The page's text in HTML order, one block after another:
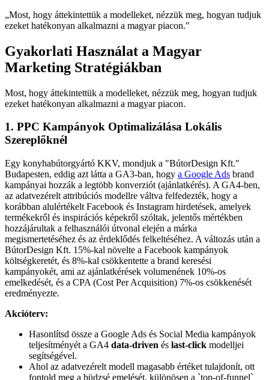
„Most, hogy áttekintettük a modelleket, nézzük meg, hogyan tudjuk
ezeket hatékonyan alkalmazni a magyar piacon."
Gyakorlati Használat a Magyar
Marketing Stratégiákban
Most, hogy áttekintettük a modelleket, nézzük meg, hogyan tudjuk
ezeket hatékonyan alkalmazni a magyar piacon.
1. PPC Kampányok Optimalizálása Lokális
Szereplőknél
Egy konyhabútorgyártó KKV, mondjuk a "BútorDesign Kft."
Budapesten, eddig azt látta a GA3-ban, hogy a Google Ads brand
kampányai hozzák a legtöbb konverziót (ajánlatkérés). A GA4-ben,
az adatvezérelt attribúciós modellre váltva felfedezték, hogy a
korábban alulértékelt Facebook és Instagram hirdetések, amelyek
termékekről és inspirációs képekről szóltak, jelentős mértékben
hozzájárultak a felhasználói útvonal elején a márka
megismertetéséhez és az érdeklődés felkeltéséhez. A változás után a
BútorDesign Kft. 15%-kal növelte a Facebook kampányok
költségkeretét, és 8%-kal csökkentette a brand keresési
kampányokét, ami az ajánlatkérések volumenének 10%-os
emelkedését, és a CPA (Cost Per Acquisition) 7%-os csökkenését
eredményezte.
Akcióterv:
Hasonlítsd össze a Google Ads és Social Media kampányok
teljesítményét a GA4 data-driven és last-click modelljei
segítségével.
Ahol az adatvezérelt modell magasabb értéket tulajdonít, ott
fontold meg a büdzsé emelését, különösen a `top-of-funnel`